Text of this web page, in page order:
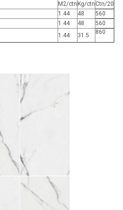
M2/ctn Kg/ctn Ctn/20
1.44 48
560
1.44 48
560
1.44 31.5 860